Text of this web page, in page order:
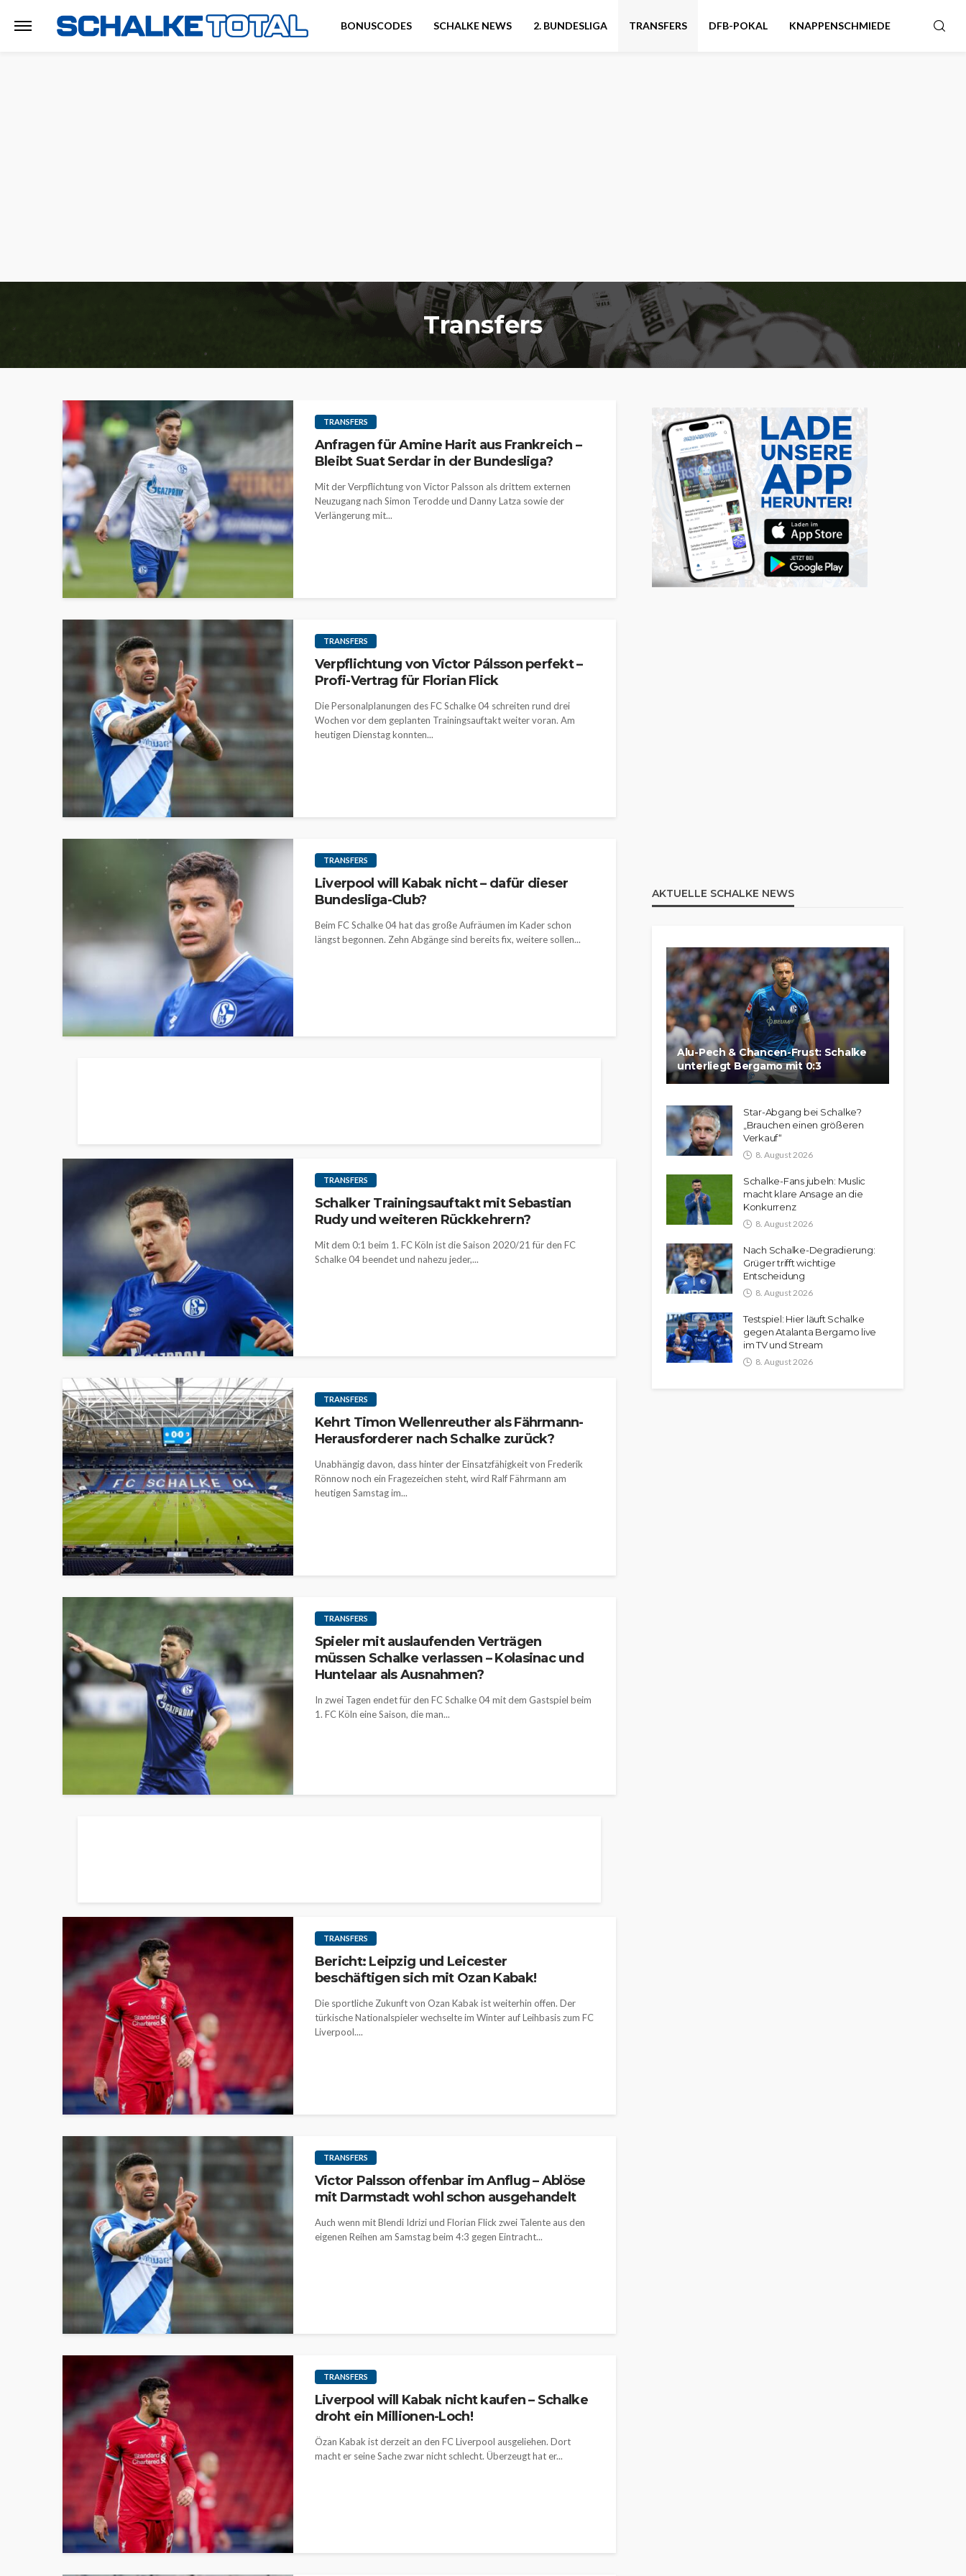
BONUSCODES SCHALKE NEWS 2. BUNDESLIGA TRANSFERS DFB-POKAL KNAPPENSCHMIEDE
Transfers
TRANSFERS
Anfragen für Amine Harit aus Frankreich –
Bleibt Suat Serdar in der Bundesliga?
Mit der Verpflichtung von Victor Palsson als drittem externen
Neuzugang nach Simon Terodde und Danny Latza sowie der
Verlängerung mit...
TRANSFERS
Verpflichtung von Victor Pálsson perfekt –
Profi-Vertrag für Florian Flick
Die Personalplanungen des FC Schalke 04 schreiten rund drei
Wochen vor dem geplanten Trainingsauftakt weiter voran. Am
heutigen Dienstag konnten...
TRANSFERS
Liverpool will Kabak nicht – dafür dieser
Bundesliga-Club?
Beim FC Schalke 04 hat das große Aufräumen im Kader schon
längst begonnen. Zehn Abgänge sind bereits fix, weitere sollen...
TRANSFERS
Schalker Trainingsauftakt mit Sebastian
Rudy und weiteren Rückkehrern?
Mit dem 0:1 beim 1. FC Köln ist die Saison 2020/21 für den FC
Schalke 04 beendet und nahezu jeder,...
TRANSFERS
Kehrt Timon Wellenreuther als Fährmann-
Herausforderer nach Schalke zurück?
Unabhängig davon, dass hinter der Einsatzfähigkeit von Frederik
Rönnow noch ein Fragezeichen steht, wird Ralf Fährmann am
heutigen Samstag im...
TRANSFERS
Spieler mit auslaufenden Verträgen
müssen Schalke verlassen – Kolasinac und
Huntelaar als Ausnahmen?
In zwei Tagen endet für den FC Schalke 04 mit dem Gastspiel beim
1. FC Köln eine Saison, die man...
TRANSFERS
Bericht: Leipzig und Leicester
beschäftigen sich mit Ozan Kabak!
Die sportliche Zukunft von Ozan Kabak ist weiterhin offen. Der
türkische Nationalspieler wechselte im Winter auf Leihbasis zum FC
Liverpool....
TRANSFERS
Victor Palsson offenbar im Anflug – Ablöse
mit Darmstadt wohl schon ausgehandelt
Auch wenn mit Blendi Idrizi und Florian Flick zwei Talente aus den
eigenen Reihen am Samstag beim 4:3 gegen Eintracht...
TRANSFERS
Liverpool will Kabak nicht kaufen – Schalke
droht ein Millionen-Loch!
Özan Kabak ist derzeit an den FC Liverpool ausgeliehen. Dort
macht er seine Sache zwar nicht schlecht. Überzeugt hat er...
AKTUELLE SCHALKE NEWS
Alu-Pech & Chancen-Frust: Schalke
unterliegt Bergamo mit 0:3
Star-Abgang bei Schalke?
„Brauchen einen größeren
Verkauf“
8. August 2026
Schalke-Fans jubeln: Muslic
macht klare Ansage an die
Konkurrenz
8. August 2026
Nach Schalke-Degradierung:
Grüger trifft wichtige
Entscheidung
8. August 2026
Testspiel: Hier läuft Schalke
gegen Atalanta Bergamo live
im TV und Stream
8. August 2026